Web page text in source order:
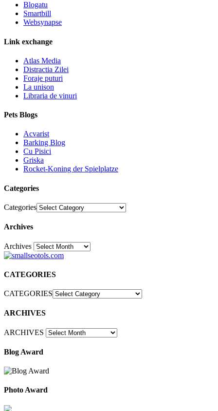
Blogatu
Smartbill
Websynapse
Link exchange
Atlas Media
Distractia Zilei
Foraje puturi
La unison
Libraria de vinuri
Pets Blogs
Acvarist
Barking Blog
Cu Pisici
Griska
Rocket-Koning der Spielplatze
Categories
Categories
Archives
Archives30
CATEGORIES
CATEGORIES
ARCHIVES
ARCHIVES
Blog Award
Photo Award